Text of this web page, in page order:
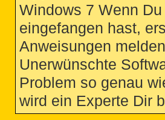
Windows 7 Wenn
eingefangen hast,
Anweisungen
Unerwünschte
Problem so genau
wird ein Experte Dir